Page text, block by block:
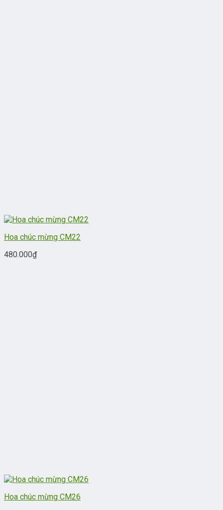
Hoa chúc mừng CM22
480.000₫
Hoa chúc mừng CM26